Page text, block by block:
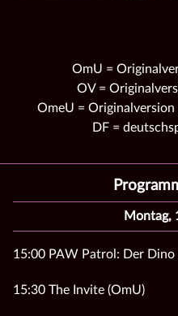
OmU =
OV =
OmeU =
DF =
Montag,
15:00 PAW Patrol: Der Dino
15:30 The Invite (OmU)